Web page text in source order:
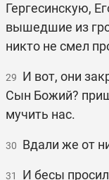
Гергесинскую,
вышедшие из
никто не смел
29 И вот, они
Сын Божий?
мучить нас.
30 Вдали же от
31
И бесы